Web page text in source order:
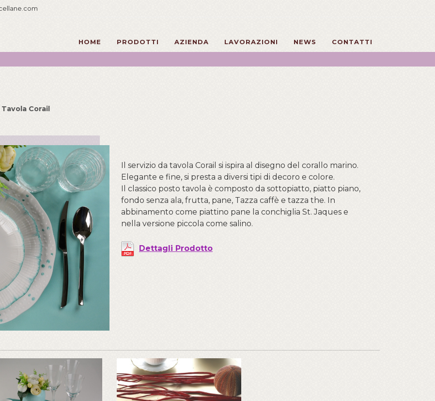
HOME PRODOTTI AZIENDA LAVORAZIONI NEWS CONTATTI
Corail
Il servizio da tavola Corail si ispira al disegno del corallo marino.
Elegante e fine, si presta a diversi tipi di decoro e colore.
Il classico posto tavola è composto da sottopiatto, piatto piano,
fondo senza ala, frutta, pane, Tazza caffè e tazza the. In
abbinamento come piattino pane la conchiglia St. Jaques e
nella versione piccola come salino.
Dettagli Prodotto